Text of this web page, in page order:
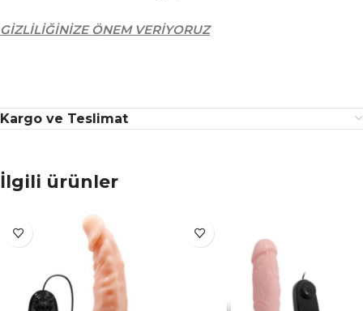
GİZLİLİĞİNİZE ÖNEM VERİYORUZ
Kargo ve Teslimat
İlgili ürünler